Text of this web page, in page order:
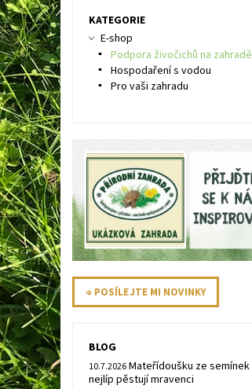
KATEGORIE
E-shop
Podpora živočichů na zahradě
Hospodaření s vodou
Pro vaši zahradu
⇒ POSÍLEJTE MI NOVINKY
BLOG
10.7.2026Mateřídoušku ze semínek
nejlíp pěstují mravenci